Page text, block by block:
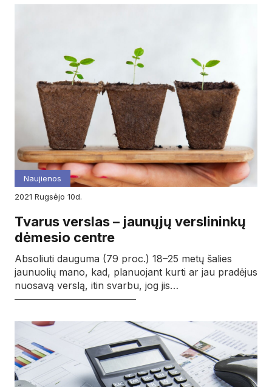
Naujienos
2021
rugsėjo 10d.
Tvarus verslas – jaunųjų verslininkų
dėmesio centre
Absoliuti dauguma (79 proc.) 18–25 metų šalies
jaunuolių mano, kad, planuojant kurti ar jau pradėjus
nuosavą verslą, itin svarbu, jog jis…